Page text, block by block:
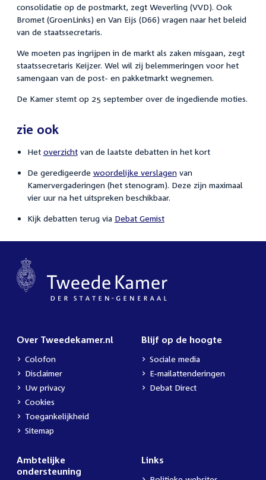
consolidatie op de postmarkt, zegt Weverling (VVD). Ook
Bromet (GroenLinks) en Van Eijs (D66) vragen naar het beleid
van de staatssecretaris.
We moeten pas ingrijpen in de markt als zaken misgaan, zegt
staatssecretaris Keijzer. Wel wil zij belemmeringen voor het
samengaan van de post- en pakketmarkt wegnemen.
De Kamer stemt op 25 september over de ingediende moties.
zie ook
Het overzichtvan de laatste debatten in het kort
De geredigeerde woordelijke verslagenvan
Kamervergaderingen (het stenogram). Deze zijn maximaal
vier uur na het uitspreken beschikbaar.
Kijk debatten terug via Debat Gemist
Over Tweedekamer.nl
Colofon
Disclaimer
Uw privacy
Cookies
Toegankelijkheid
Sitemap
Blijf op de hoogte
Sociale media
E-mailattenderingen
Debat Direct
Ambtelijke
ondersteuning
Links